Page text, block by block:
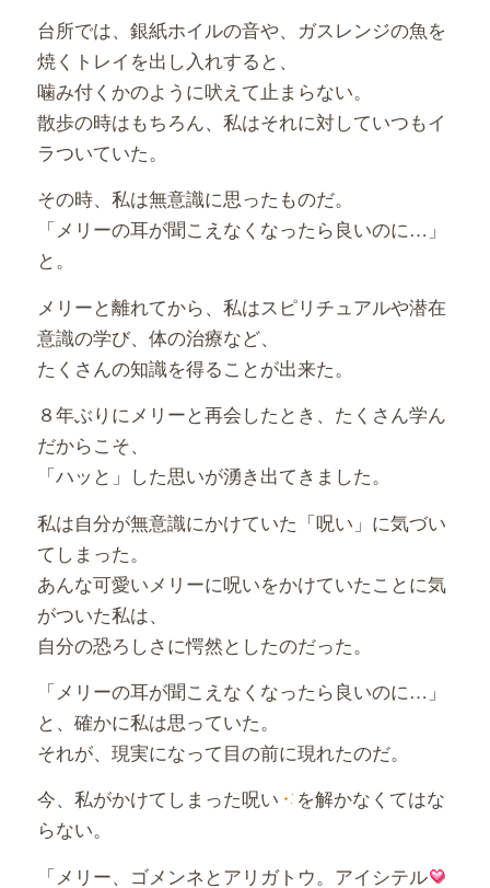
台所では、銀紙ホイルの音や、ガスレンジの魚を
焼くトレイを出し入れすると、
噛み付くかのように吠えて止まらない。
散歩の時はもちろん、私はそれに対していつもイ
ラついていた。
その時、私は無意識に思ったものだ。
「メリーの耳が聞こえなくなったら良いのに…」
と。
メリーと離れてから、私はスピリチュアルや潜在
意識の学び、体の治療など、
たくさんの知識を得ることが出来た。
８年ぶりにメリーと再会したとき、たくさん学ん
だからこそ、
「ハッと」した思いが湧き出てきました。
私は自分が無意識にかけていた「呪い」に気づい
てしまった。
あんな可愛いメリーに呪いをかけていたことに気
がついた私は、
自分の恐ろしさに愕然としたのだった。
「メリーの耳が聞こえなくなったら良いのに…」
と、確かに私は思っていた。
それが、現実になって目の前に現れたのだ。
今、私がかけてしまった呪い
を解かなくてはな
らない。
「メリー、ゴメンネとアリガトウ。アイシテル